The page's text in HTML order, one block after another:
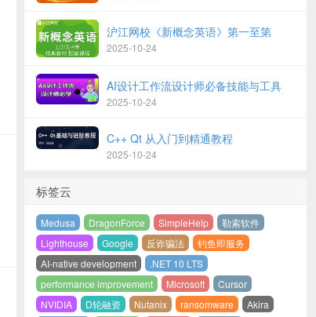
沪江网校《新概念英语》第一至第
2025-10-24
AI设计工作流设计师必备技能与工具
2025-10-24
C++ Qt 从入门到精通教程
2025-10-24
标签云
Medusa DragonForce SimpleHelp
勒索软件
Lighthouse
Google 反诈骗法
钓鱼即服务
AI-native development
.NET 10 LTS
performance improvement
Microsoft
Cursor
NVIDIA
D轮融资 Nutanix ransomware
Akira